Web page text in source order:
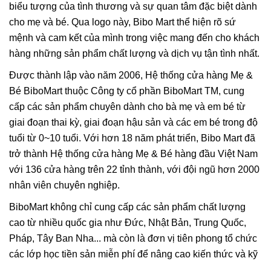
biểu tượng của tình thương và sự quan tâm đặc biệt dành
cho mẹ và bé. Qua logo này, Bibo Mart thể hiện rõ sứ
mệnh và cam kết của mình trong việc mang đến cho khách
hàng những sản phẩm chất lượng và dịch vụ tận tình nhất.
Được thành lập vào năm 2006, Hệ thống cửa hàng Mẹ &
Bé BiboMart thuộc Công ty cổ phần BiboMart TM, cung
cấp các sản phẩm chuyên dành cho bà mẹ và em bé từ
giai đoạn thai kỳ, giai đoạn hậu sản và các em bé trong độ
tuổi từ 0~10 tuổi. Với hơn 18 năm phát triển, Bibo Mart đã
trở thành Hệ thống cửa hàng Mẹ & Bé hàng đầu Việt Nam
với 136 cửa hàng trên 22 tỉnh thành, với đội ngũ hơn 2000
nhân viên chuyên nghiệp.
BiboMart không chỉ cung cấp các sản phẩm chất lượng
cao từ nhiều quốc gia như Đức, Nhật Bản, Trung Quốc,
Pháp, Tây Ban Nha... mà còn là đơn vị tiên phong tổ chức
các lớp học tiền sản miễn phí để nâng cao kiến thức và kỹ